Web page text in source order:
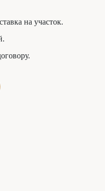
на участок.